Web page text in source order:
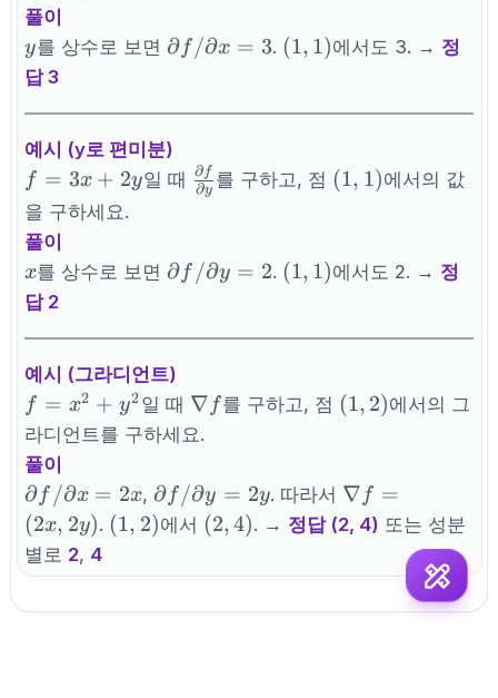
풀이
y
y를 상수로 보면 \partial
∂ f /∂x = 3. (1,1)
(1, 1)에서도 3. → 정
답 3
예시 (y로 편미분)
f=3x+2y
f = 3x + 2y일 때 \frac{\partial
f}{\partial y}
∂y
∂ f 를 구하고, 점 (1,1)
(1, 1)에서의 값
을 구하세요.
풀이
x
x를 상수로 보면 \partial
∂ f /∂y = 2. (1,1)
(1, 1)에서도 2. → 정
답 2
예시 (그라디언트)
f=x^2+y^2
f = x2 + y2 일 때 \nabla
f
∇ f를 구하고, 점 (1,2)
(1, 2)에서의 그
라디언트를 구하세요.
풀이
\partial
f/\partial
x = 2x
∂ f /∂x = 2x, \partial
f/\partial
∂ f /∂y = 2y. 따라서 \nabla
f =
2y)
∇ f =
(2x, 2y). (1,2)
(1, 2)에서 (2,
(2,4). → 정답 (2, 4) 또는 성분
별로 2, 4